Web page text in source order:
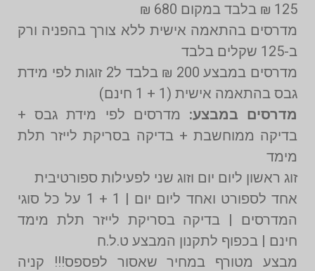
125 ₪ בלבד במקום 680 ₪
מדרסים בהתאמה אישית ללא צורך בהפניה ורק
ב-125 שקלים בלבד
מדרסים במבצע 200 ₪ בלבד ל2 זוגות לפי מידת
גבס בהתאמה אישית (1 + 1 חינם)
מדרסים במבצע: מדרסים לפי מידת גבס +
בדיקה ממוחשבת + בדיקה בסריקת לייזר תלת
מימד
זוג ראשון ליום יום וזוג שני לפעילות ספורטיבית
אחד לספורט ואחד ליום יום | 1 + 1 על כל סוגי
המדרסים | בדיקה בסריקת לייזר תלת מימד
חינם | בכפוף לתקנון המבצע ט.ל.ח
מבצע מטורף במחיר שאסור לפספס!!! קניה